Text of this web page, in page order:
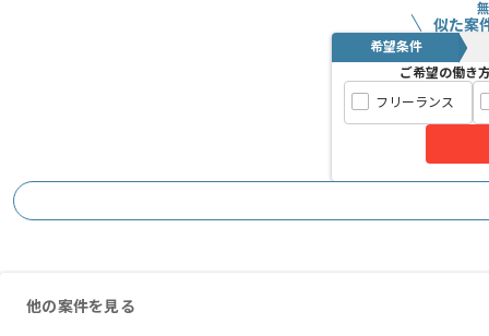
似た案
希望条件
ご希望の働き
フリーランス
他の案件を見る